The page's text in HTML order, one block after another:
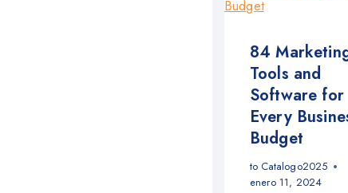
84
Tools and
Software for
Every
Budget
to Catalogo2025
enero 11, 2024